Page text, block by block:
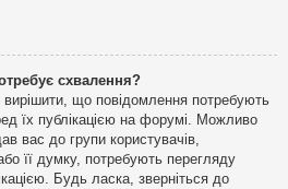
схвалення?
що повідомлення потребують
їх публікацією на форумі. Можливо
вас до групи користувачів,
її думку, потребують перегляду
Будь ласка, зверніться до